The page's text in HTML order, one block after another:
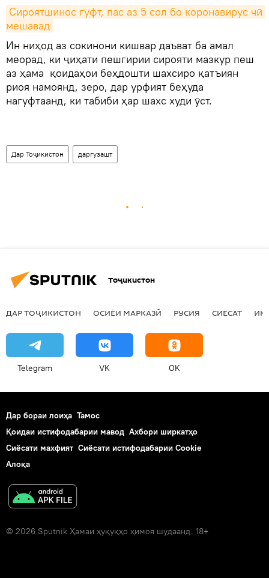
Сироятшинос гуфт, пас аз 5 сол бо коронавирус чӣ
мешавад
Ин ниҳод аз сокинони кишвар даъват ба амал
меорад, ки ҷиҳати пешгирии сирояти мазкур пеш
аз ҳама қоидаҳои беҳдошти шахсиро қатъиян
риоя намоянд, зеро, дар урфият беҳуда
нагуфтаанд, ки табиби ҳар шахс худи ӯст.
Дар Тоҷикистон даргузашт
Тоҷикистон
ДАР ТОҶИКИСТОН ОСИЁИ МАРКАЗӢ РУСИЯ СИЁСАТ
Telegram VK OK
Дар бораи лоиҳа Тамос
Қоидаи истифодабарии мавод Ахбори ширкатҳо
Сиёсати махфият Сиёсати истифодабарии Cookie
Алоқа
© 2026 Sputnik Ҳамаи ҳуқуқҳо ҳимоя шудаанд. 18+